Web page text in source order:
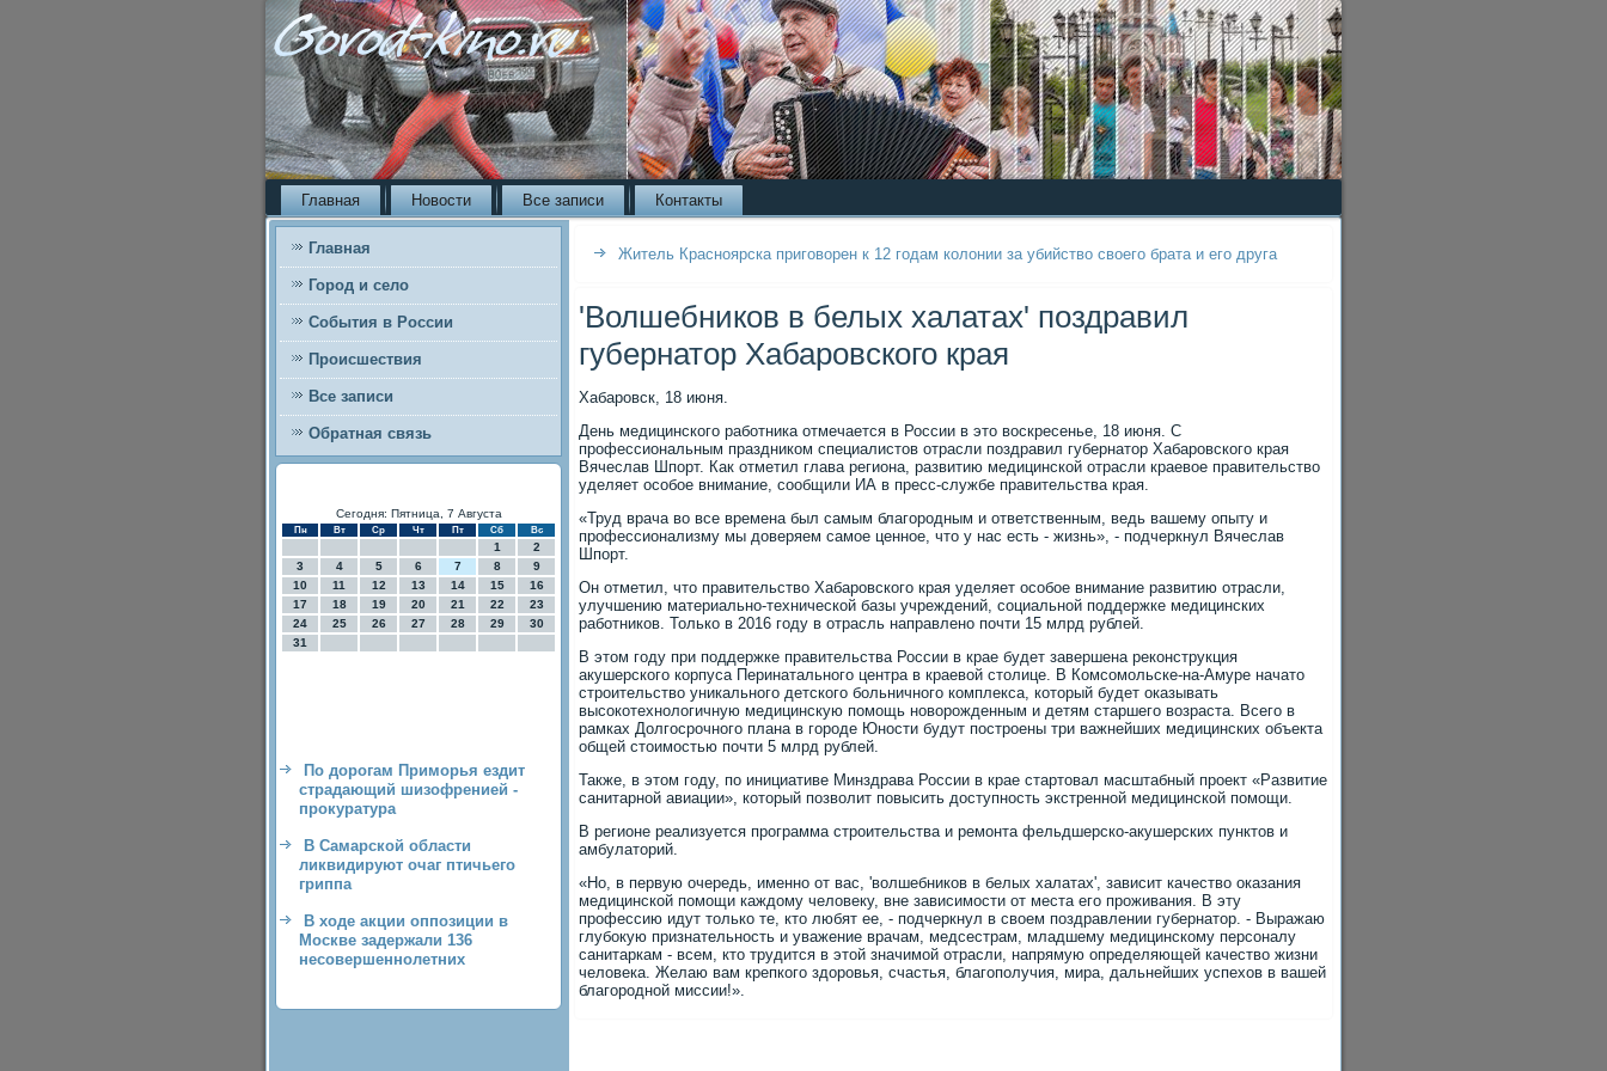
Главная Новости Все записи Контакты
Главная
Город и село
События в России
Происшествия
Все записи
Обратная связь
Сегодня: Пятница, 7 Августа
Пн Вт Ср Чт Пт Сб Вс
1
2
3
4 5 6 7 8
9
10
11 12 13 14 15
16
17
18 19 20 21 22
23
24
25 26 27 28 29
30
31
По дорогам Приморья ездит
страдающий шизофренией -
прокуратура
В Самарской области
ликвидируют очаг птичьего
гриппа
В ходе акции оппозиции в
Москве задержали 136
несовершеннолетних
Житель Красноярска приговорен к 12 годам колонии за убийство своего брата и его друга
'Волшебников в белых халатах' поздравил
губернатор Хабаровского края
Хабаровск, 18 июня.
День медицинского работника отмечается в России в это воскресенье, 18 июня. С
профессиональным праздником специалистов отрасли поздравил губернатор Хабаровского края
Вячеслав Шпорт. Как отметил глава региона, развитию медицинской отрасли краевое правительство
уделяет особое внимание, сообщили ИА в пресс-службе правительства края.
«Труд врача во все времена был самым благородным и ответственным, ведь вашему опыту и
профессионализму мы доверяем самое ценное, что у нас есть - жизнь», - подчеркнул Вячеслав
Шпорт.
Он отметил, что правительство Хабаровского края уделяет особое внимание развитию отрасли,
улучшению материально-технической базы учреждений, социальной поддержке медицинских
работников. Только в 2016 году в отрасль направлено почти 15 млрд рублей.
В этом году при поддержке правительства России в крае будет завершена реконструкция
акушерского корпуса Перинатального центра в краевой столице. В Комсомольске-на-Амуре начато
строительство уникального детского больничного комплекса, который будет оказывать
высокотехнологичную медицинскую помощь новорожденным и детям старшего возраста. Всего в
рамках Долгосрочного плана в городе Юности будут построены три важнейших медицинских объекта
общей стоимостью почти 5 млрд рублей.
Также, в этом году, по инициативе Минздрава России в крае стартовал масштабный проект «Развитие
санитарной авиации», который позволит повысить доступность экстренной медицинской помощи.
В регионе реализуется программа строительства и ремонта фельдшерско-акушерских пунктов и
амбулаторий.
«Но, в первую очередь, именно от вас, 'волшебников в белых халатах', зависит качество оказания
медицинской помощи каждому человеку, вне зависимости от места его проживания. В эту
профессию идут только те, кто любят ее, - подчеркнул в своем поздравлении губернатор. - Выражаю
глубокую признательность и уважение врачам, медсестрам, младшему медицинскому персоналу
санитаркам - всем, кто трудится в этой значимой отрасли, напрямую определяющей качество жизни
человека. Желаю вам крепкого здоровья, счастья, благополучия, мира, дальнейших успехов в вашей
благородной миссии!».